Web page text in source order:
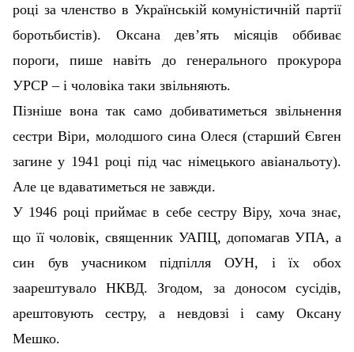
році за членство в Українській комуністичній партії
боротьбистів). Оксана дев’ять місяців оббиває
пороги, пише навіть до генерального прокурора
УРСР – і чоловіка таки звільняють.
Пізніше вона так само добиватиметься звільнення
сестри Віри, молодшого сина Олеся (старший Євген
загине у 1941 році під час німецького авіанальоту).
Але це вдаватиметься не завжди.
У 1946 році приймає в себе сестру Віру, хоча знає,
що її чоловік, священник УАПЦ, допомагав УПА, а
син був учасником підпілля ОУН, і їх обох
заарештувало НКВД. Згодом, за доносом сусідів,
арештовують сестру, а невдовзі і саму Оксану
Мешко.